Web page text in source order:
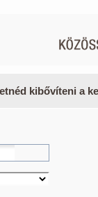
kibővíteni a